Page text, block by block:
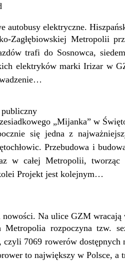
autobusy elektryczne.
Zagłębiowskiej Metropolii
trafi do Sosnowca,
elektryków marki Irizar w
publiczny
„Mijanka” w
się jedna z
Przebudowa i
w całej Metropolii, tworząc
Projekt jest kolejnym…
Na ulice GZM
Metropolia rozpoczyna tzw.
czyli 7069 rowerów
to największy w Polsce,